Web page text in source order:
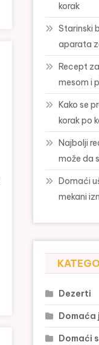
korak
Starinski
aparata
Recept
mesom i
Kako se
korak po
Najbolji
može da
Domaći
mekani
Dezerti
Domaća
Domaći